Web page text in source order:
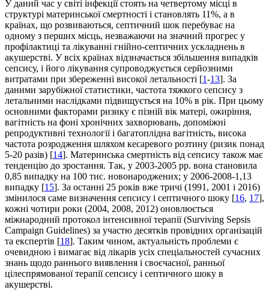
У даний час у світі інфекції стоять на четвертому місці в
структурі материнської смертності і становлять 11%, а в
країнах, що розвиваються, септичний шок перебуває на
одному з перших місць, незважаючи на значний прогрес у
профілактиці та лікуванні гнійно-септичних ускладнень в
акушерстві. У всіх країнах відзначається збільшення випадків
сепсису, і його лікування супроводжується серйозними
витратами при збереженні високої летальності [1-13]. За
даними зарубіжної статистики, частота тяжкого сепсису з
летальними наслідками підвищується на 10% в рік. При цьому
основними факторами ризику є пізній вік матері, ожиріння,
вагітність на фоні хронічних захворювань, допоміжні
репродуктивні технології і багатоплідна вагітність, висока
частота розродження шляхом кесаревого розтину (ризик понад
5-20 разів) [14]. Материнська смертність від сепсису також має
тенденцію до зростання. Так, у 2003-2005 рр. вона становила
0,85 випадку на 100 тис. новонароджених; у 2006-2008-1,13
випадку [15]. За останні 25 років вже тричі (1991, 2001 і 2016)
змінилося саме визначення сепсису і септичного шоку [16, 17],
кожні чотири роки (2004, 2008, 2012) оновлюється
міжнародний протокол інтенсивної терапії (Surviving Sepsis
Campaign Guidelines) за участю десятків провідних організацій
та експертів [18]. Таким чином, актуальність проблеми є
очевидною і вимагає від лікарів усіх спеціальностей сучасних
знань щодо раннього виявлення і своєчасної, ранньої
цілеспрямованої терапії сепсису і септичного шоку в
акушерстві.